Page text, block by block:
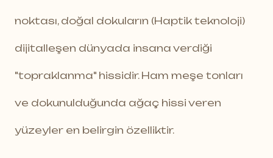
noktası, doğal dokuların (Haptik teknoloji)
dijitalleşen dünyada insana verdiği
"topraklanma" hissidir. Ham meşe tonları
ve dokunulduğunda ağaç hissi veren
yüzeyler en belirgin özelliktir.